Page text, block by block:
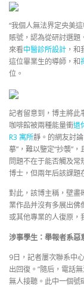
“我個人無法界定央美
賬號，認為從研討選題
來看中醫診所設計 ，
這位畢業生的導師，和
位。
記者留意到，博主將此
咖啡館被兩種能量衝退
R3 寓所靜。的網友討
摹”，難以鑒定“抄襲”
問題不在于能否觸及
博士，但兩年后該課題
對此，該博主稱，壁畫
業作品并沒有多展出佛
或其他專業的人復原，
涉事學生：舉報者系惡
9日，記者屢次聯系中
出回復。”隨后，電話
無人接聽。此中一個號